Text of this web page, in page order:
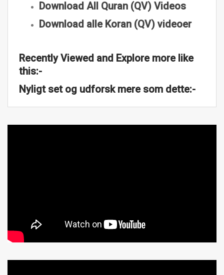
Download All Quran (QV) Videos
Download alle Koran (QV) videoer
Recently Viewed and Explore more like
this:-
Nyligt set og udforsk mere som dette:-